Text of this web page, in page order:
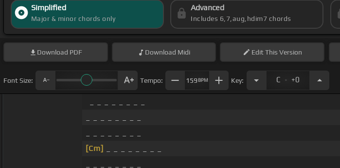
Simplified
Major & minor chords only
Advanced
Includes 6,7,aug,hdim7 chords
Download PDF Download Midi EditThis Version
Font Size: Tempo: 159 BPM Key: C . +0
[Cm]